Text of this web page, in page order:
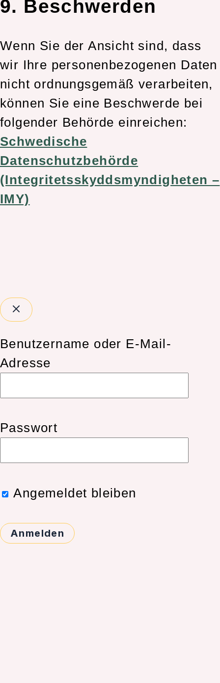
9. Beschwerden
Wenn Sie der Ansicht sind, dass
wir Ihre personenbezogenen Daten
nicht ordnungsgemäß verarbeiten,
können Sie eine Beschwerde bei
folgender Behörde einreichen:
Schwedische
Datenschutzbehörde
(Integritetsskyddsmyndigheten –
IMY)
Benutzername oder E-Mail-
Adresse
Passwort
Angemeldet bleiben